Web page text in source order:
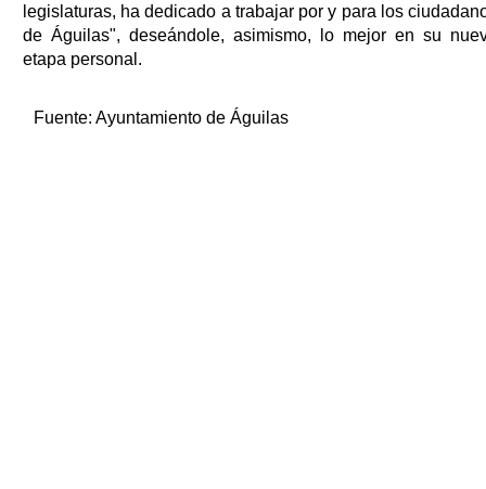
legislaturas, ha dedicado a trabajar por y para los
de Águilas", deseándole, asimismo, lo mejor en su
etapa personal.
Fuente: Ayuntamiento de Águilas